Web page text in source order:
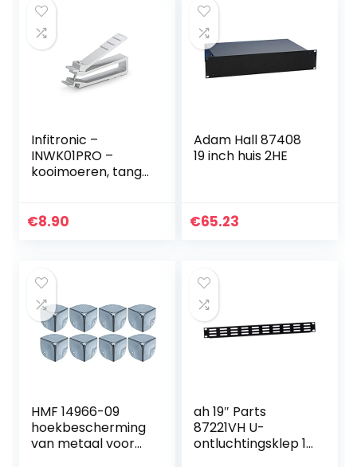
Infitronic –
INWK01PRO –
kooimoeren, tang
dschap voor
€8.90
Adam Hall 87408
19 inch huis 2HE
€65.23
HMF 14966-09
hoekbescherming
van metaal voor
ah 19″ Parts
87221VH U-
ontluchtingsklep 1